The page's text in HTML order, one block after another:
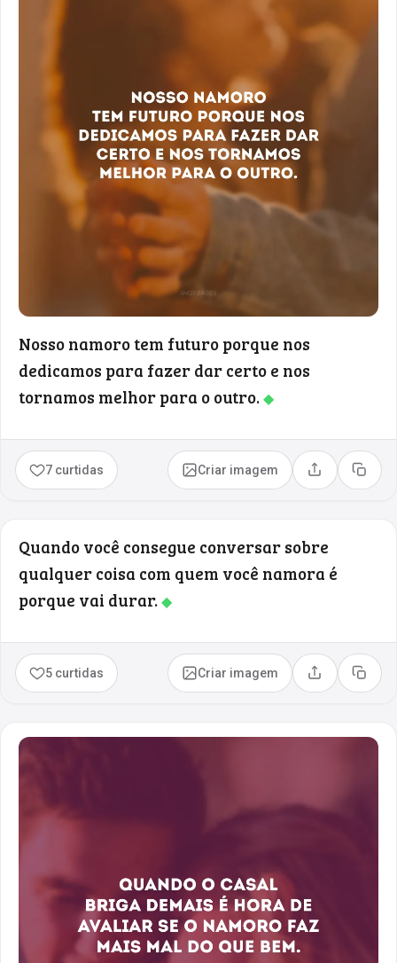
Nosso namoro tem futuro porque nos
dedicamos para fazer dar certo e nos
tornamos melhor para o outro.◆
7 curtidas Criar imagem Compartilhar
Copiar
Quando você consegue conversar sobre
qualquer coisa com quem você namora é
porque vai durar.◆
5 curtidas Criar imagem Compartilhar
Copiar